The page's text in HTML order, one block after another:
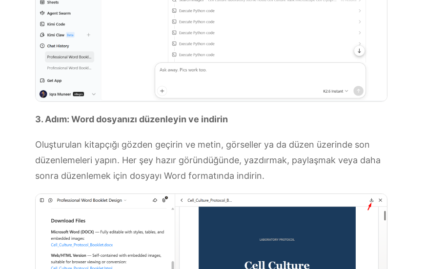
3. Adım: Word dosyanızı düzenleyin ve indirin
Oluşturulan kitapçığı gözden geçirin ve metin, görseller ya da düzen üzerinde son
düzenlemeleri yapın. Her şey hazır göründüğünde, yazdırmak, paylaşmak veya daha
sonra düzenlemek için dosyayı Word formatında indirin.